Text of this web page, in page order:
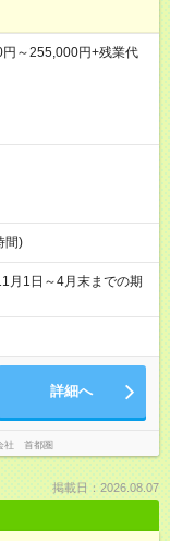
～255,000円+残業代
間)
1日～4月末までの期
詳細へ
社 首都圏
掲載日：2026.08.07